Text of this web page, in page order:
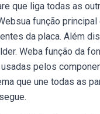
que liga todas as
função
da placa. Além
Weba função da
pelos
que une todas as